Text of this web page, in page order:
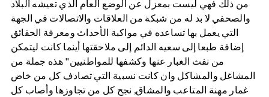
من ذلك فهي ليست بمعزل عن الوضع العام الذي تعيشه البلاد
والصحفي لا بد له من شبكة من العلاقات والاتصالات في الجهة
التي يعمل بها تساعده في مواكبة الأحداث ومعرفة الحقائق
إضافة طبعا إلى سعيه الدائم إلى ملاحقتها أينما كانت ليتمكن
من نفث الغبار عنها وكشفها للمواطنيين" هذه جملة من
المشاغل والمشاكل وان كانت نسبية التي تصادف كل من خاض
غمار مهنة المتاعب والمشاق, نجح كل من تجاوزها وأصاب كل